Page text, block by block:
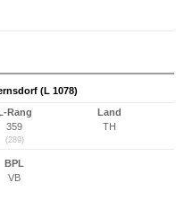
(L 1078)
L-Rang
359
(289)
Land
TH
BPL
VB